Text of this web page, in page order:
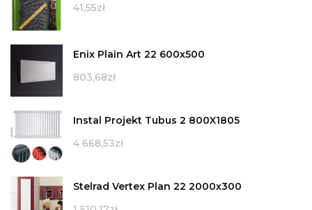
41,55zł
Enix Plain Art 22 600x500
803,68zł
Instal Projekt Tubus 2 800X1805
4 668,53zł
Stelrad Vertex Plan 22 2000x300